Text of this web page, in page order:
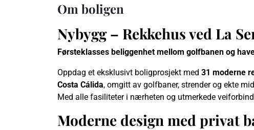
Om boligen
Nybygg – Rekkehus ved La
Førsteklasses beliggenhet mellom golfbanen og
Oppdag et eksklusivt boligprosjekt med 31 moderne
Costa Cálida, omgitt av golfbaner, strender og ekte
Med alle fasiliteter i nærheten og utmerkede
Moderne design med privat